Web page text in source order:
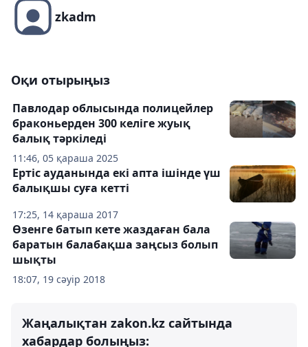
zkadm
Оқи отырыңыз
11:46, 05 қараша 2025
Павлодар облысында полицейлер
браконьерден 300 келіге жуық
балық тәркіледі
17:25, 14 қараша 2017
Ертіс ауданында екі апта ішінде үш
балықшы суға кетті
18:07, 19 сәуір 2018
Өзенге батып кете жаздаған бала
баратын балабақша заңсыз болып
шықты
Жаңалықтан zakon.kz сайтында
хабардар болыңыз: